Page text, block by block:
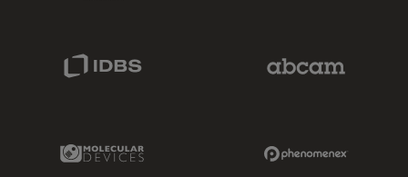
Molecular Devices Link